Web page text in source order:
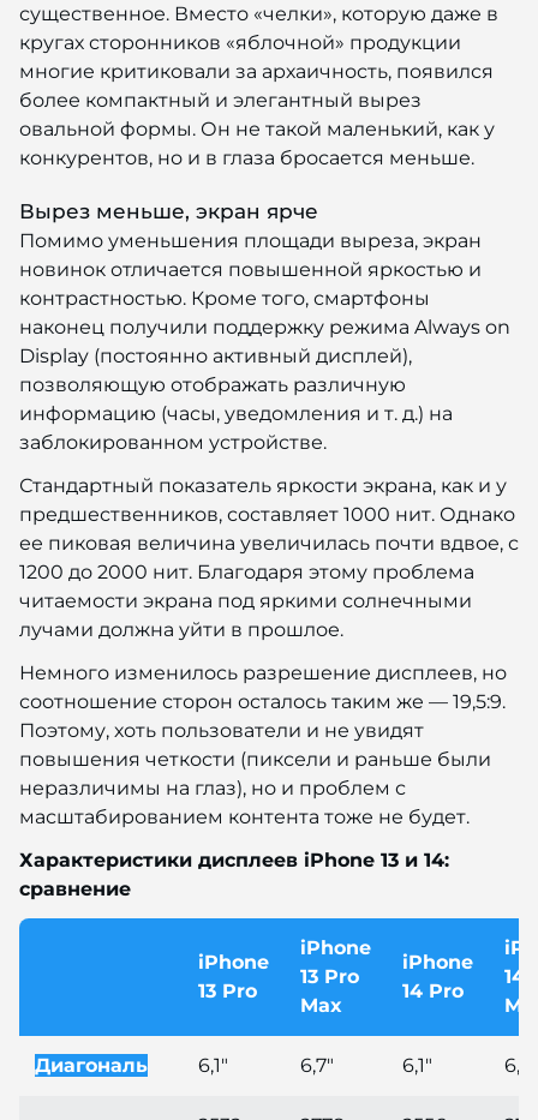
существенное. Вместо «челки», которую даже в
кругах сторонников «яблочной» продукции
многие критиковали за архаичность, появился
более компактный и элегантный вырез
овальной формы. Он не такой маленький, как у
конкурентов, но и в глаза бросается меньше.
Вырез меньше, экран ярче
Помимо уменьшения площади выреза, экран
новинок отличается повышенной яркостью и
контрастностью. Кроме того, смартфоны
наконец получили поддержку режима Always on
Display (постоянно активный дисплей),
позволяющую отображать различную
информацию (часы, уведомления и т. д.) на
заблокированном устройстве.
Стандартный показатель яркости экрана, как и у
предшественников, составляет 1000 нит. Однако
ее пиковая величина увеличилась почти вдвое, с
1200 до 2000 нит. Благодаря этому проблема
читаемости экрана под яркими солнечными
лучами должна уйти в прошлое.
Немного изменилось разрешение дисплеев, но
соотношение сторон осталось таким же — 19,5:9.
Поэтому, хоть пользователи и не увидят
повышения четкости (пиксели и раньше были
неразличимы на глаз), но и проблем с
масштабированием контента тоже не будет.
Характеристики дисплеев iPhone 13 и 14:
сравнение
iPhone
13 Pro
iPhone
13 Pro
Max
iPhone
14 Pro
14
Диагональ 6,1" 6,7" 6,1" 6,7"